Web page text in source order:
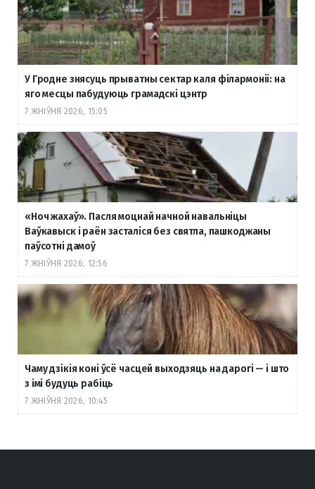
У Гродне знясуць прыватны сектар каля філармоніі: на
яго месцы пабудуюць грамадскі цэнтр
7 ЖНІЎНЯ 2026, 15:05
«Ноч жахаў». Пасля моцнай начной навальніцы
Ваўкавыск і раён засталіся без святла, пашкоджаны
паўсотні дамоў
7 ЖНІЎНЯ 2026, 12:56
Чаму дзікія коні ўсё часцей выходзяць на дарогі — і што
з імі будуць рабіць
7 ЖНІЎНЯ 2026, 10:45